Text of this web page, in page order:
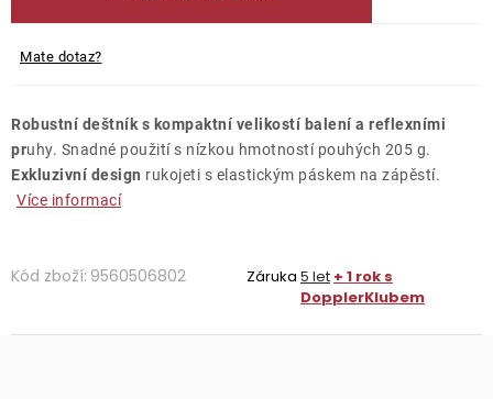
Mate dotaz?
Robustní deštník s kompaktní velikostí balení a reflexními
pruhy. Snadné použití s ​​nízkou hmotností pouhých 205 g.
Exkluzivní design rukojeti s elastickým páskem na zápěstí.
Více informací
Kód zboží: 9560506802 Záruka 5 let + 1 rok s
DopplerKlubem